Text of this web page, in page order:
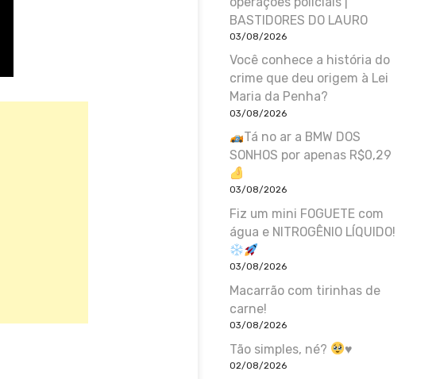
BASTIDORES DO LAURO
03/08/2026
Você conhece a história do
crime que deu origem à Lei
Maria da Penha?
03/08/2026
Tá no ar a BMW DOS
SONHOS por apenas R$0,29
03/08/2026
Fiz um mini FOGUETE com
água e NITROGÊNIO LÍQUIDO!
03/08/2026
Macarrão com tirinhas de
carne!
03/08/2026
Tão simples, né? ♥️
02/08/2026